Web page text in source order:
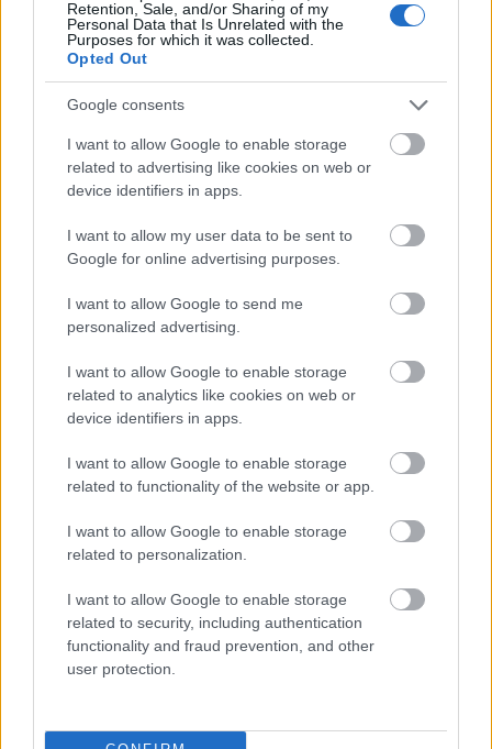
Retention, Sale, and/or Sharing of my
Personal Data that Is Unrelated with the
Purposes for which it was collected.
Opted Out
Google consents
I want to allow Google to enable storage
related to advertising like cookies on web or
device identifiers in apps.
I want to allow my user data to be sent to
Google for online advertising purposes.
I want to allow Google to send me
personalized advertising.
I want to allow Google to enable storage
related to analytics like cookies on web or
device identifiers in apps.
I want to allow Google to enable storage
related to functionality of the website or app.
I want to allow Google to enable storage
related to personalization.
I want to allow Google to enable storage
related to security, including authentication
functionality and fraud prevention, and other
user protection.
nyolcszor adják egymást követő napokon (Alföldi
Róberttel és…
Centrál – AZ ügynök: Stohl András –
táskák nélkül – 2024.02.23. főpróba
Alföldi Róbert rendezése visszafogottan minimalista,
kelteni. A szereposztás kommentek nélkül is
meggyőző – nem lesz könnyű rá jegyet venni se
mostanában, se később, ott a helye a Centrál Színház
műsorán még hosszú éveken át. Megrázó szép